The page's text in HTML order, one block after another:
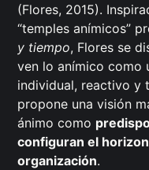
(Flores, 2015).
“temples anímicos”
y tiempo, Flores se
ven lo anímico como
individual, reactivo y
propone una visión
ánimo como
configuran el
organización.